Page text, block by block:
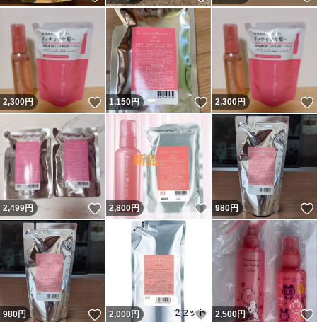
2,300円 いいね！
1,150円 いいね！
2,300円
2,499円 いいね！
2,800円 いいね！
980円
980円 いいね！
2,000 円 いいね！
2,500円